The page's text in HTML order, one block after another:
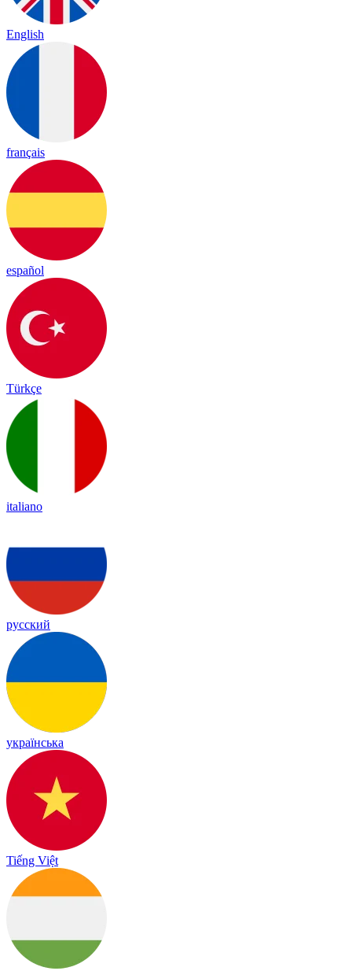
English
français
español
Türkçe
italiano
русский
українська
Tiếng Việt